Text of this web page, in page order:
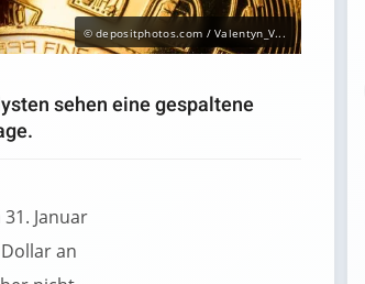
© depositphotos.com / Valentyn_V...
sehen eine gespaltene
Januar
an